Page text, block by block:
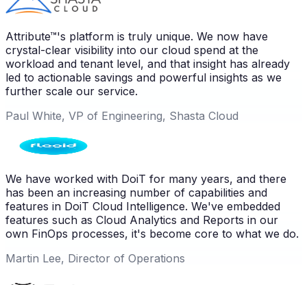
Attribute™'s platform is truly unique. We now have
crystal-clear visibility into our cloud spend at the
workload and tenant level, and that insight has already
led to actionable savings and powerful insights as we
further scale our service.
Paul White, VP of Engineering, Shasta Cloud
We have worked with DoiT for many years, and there
has been an increasing number of capabilities and
features in DoiT Cloud Intelligence. We've embedded
features such as Cloud Analytics and Reports in our
own FinOps processes, it's become core to what we do.
Martin Lee, Director of Operations